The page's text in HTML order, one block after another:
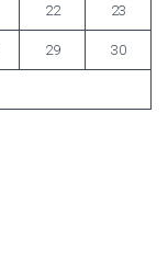
22 23
29 30